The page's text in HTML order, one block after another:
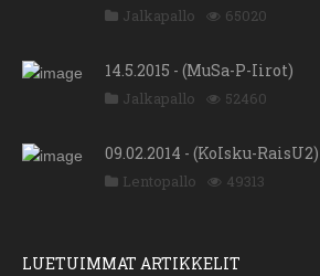
Jalkapallo 65020
14.5.2015 - (MuSa-P-Iirot)
Jalkapallo 52460
09.02.2014 - (KoIsku-RaisU2)
Lentopallo 49313
LUETUIMMAT ARTIKKELIT